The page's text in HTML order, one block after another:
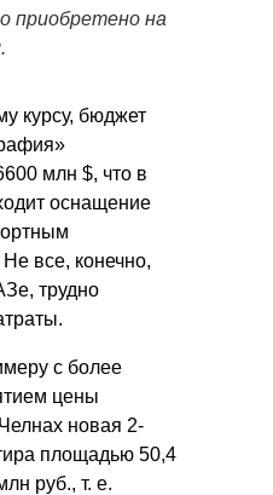
приобретено на
курсу, бюджет
млн $, что в
оснащение
все, конечно,
трудно
с более
цены
новая 2-
площадью 50,4
руб., т. е.